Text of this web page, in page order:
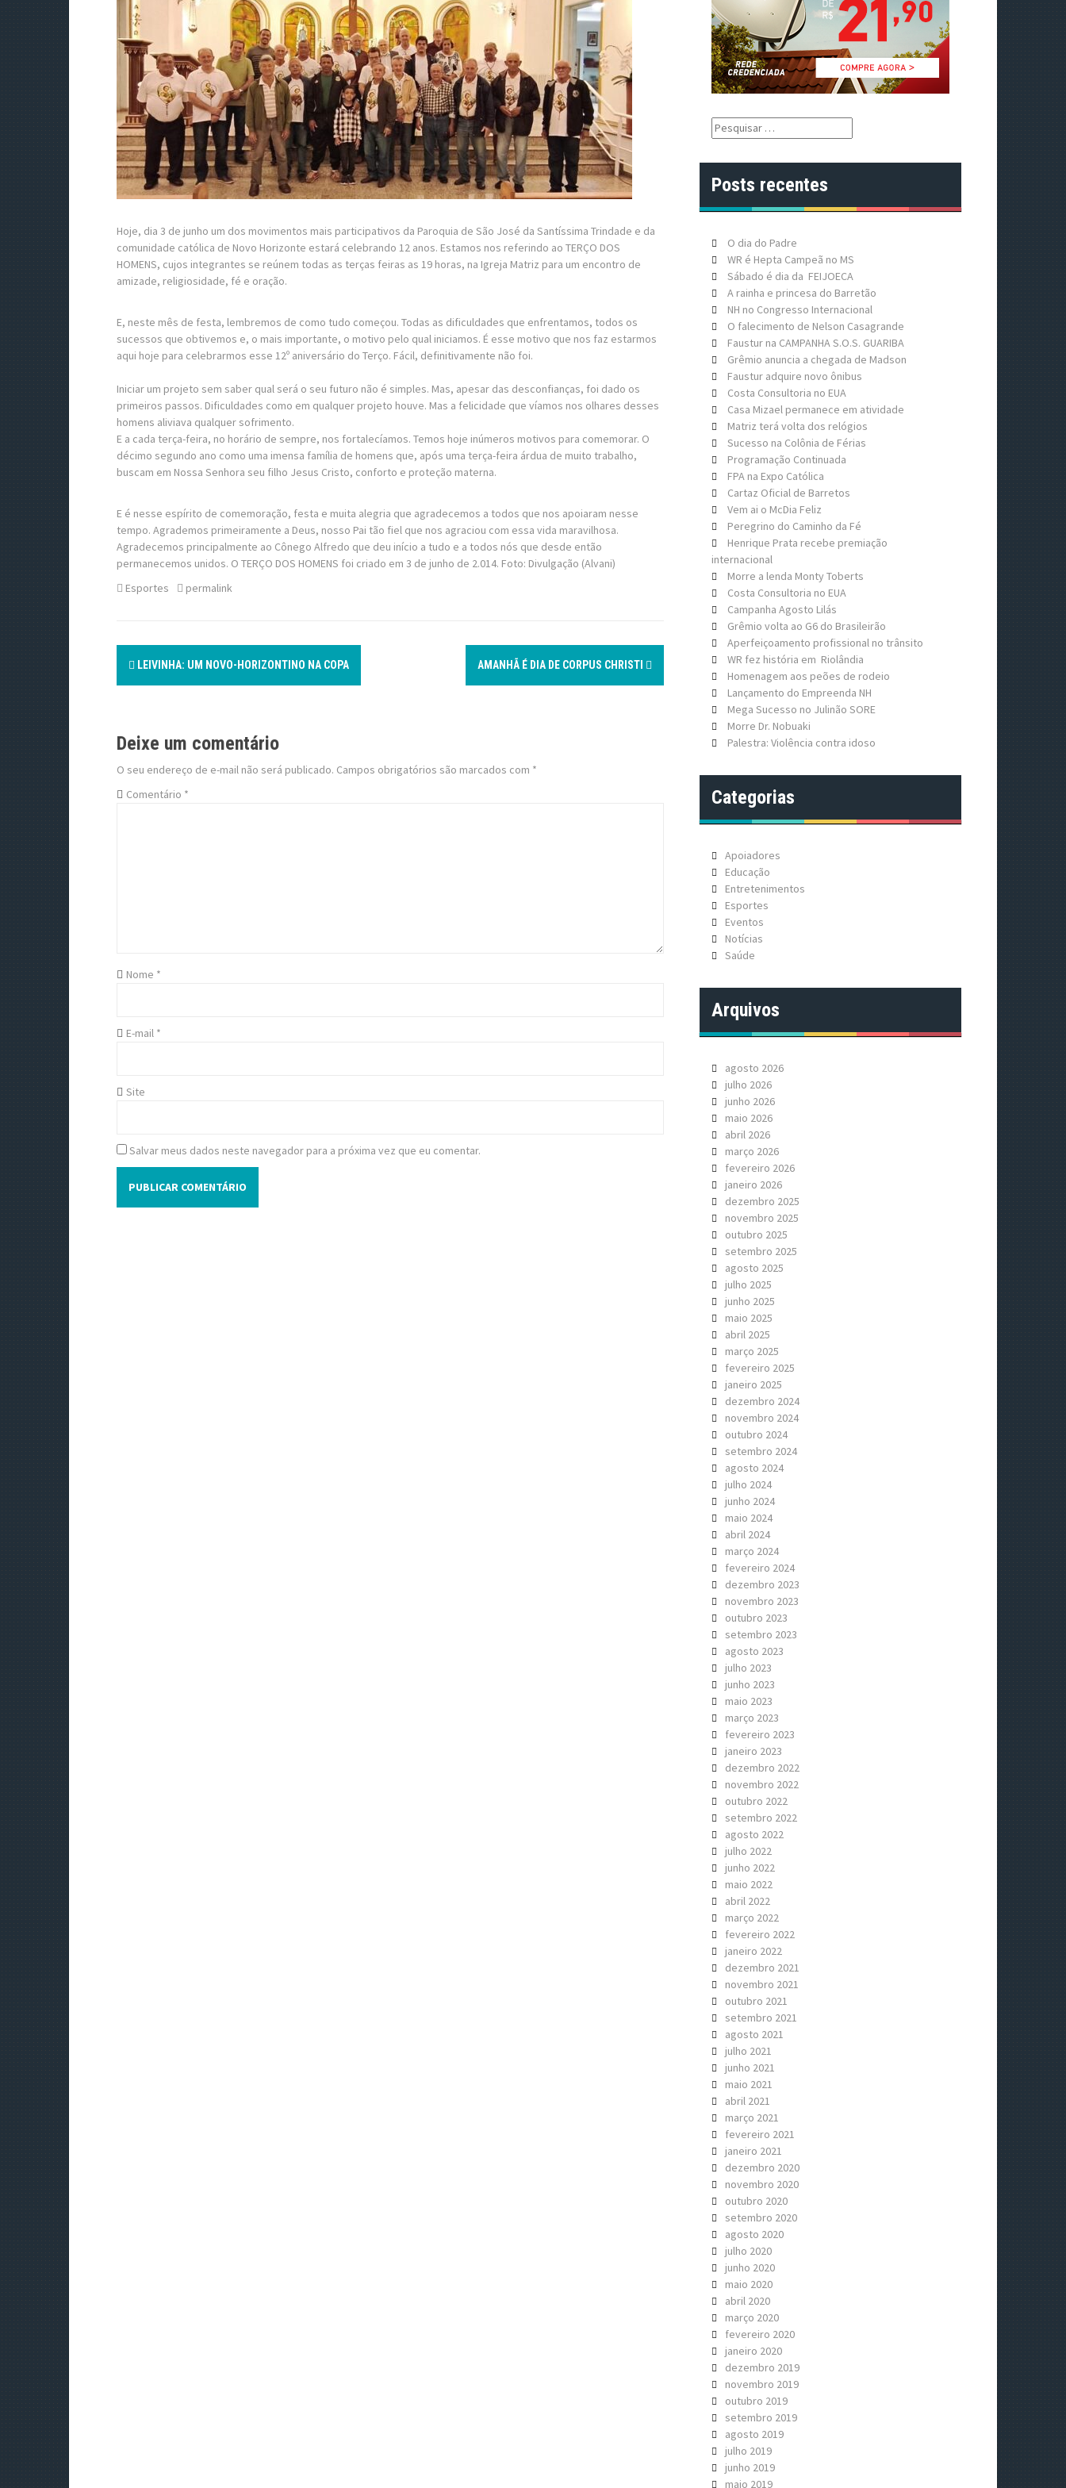
Hoje, dia 3 de junho um dos movimentos mais participativos da Paroquia de São José da Santíssima Trindade e da
comunidade católica de Novo Horizonte estará celebrando 12 anos. Estamos nos referindo ao TERÇO DOS
HOMENS, cujos integrantes se reúnem todas as terças feiras as 19 horas, na Igreja Matriz para um encontro de
amizade, religiosidade, fé e oração.
E, neste mês de festa, lembremos de como tudo começou. Todas as dificuldades que enfrentamos, todos os
sucessos que obtivemos e, o mais importante, o motivo pelo qual iniciamos. É esse motivo que nos faz estarmos
aqui hoje para celebrarmos esse 12º aniversário do Terço. Fácil, definitivamente não foi.
Iniciar um projeto sem saber qual será o seu futuro não é simples. Mas, apesar das desconfianças, foi dado os
primeiros passos. Dificuldades como em qualquer projeto houve. Mas a felicidade que víamos nos olhares desses
homens aliviava qualquer sofrimento.
E a cada terça-feira, no horário de sempre, nos fortalecíamos. Temos hoje inúmeros motivos para comemorar. O
décimo segundo ano como uma imensa família de homens que, após uma terça-feira árdua de muito trabalho,
buscam em Nossa Senhora seu filho Jesus Cristo, conforto e proteção materna.
E é nesse espírito de comemoração, festa e muita alegria que agradecemos a todos que nos apoiaram nesse
tempo. Agrademos primeiramente a Deus, nosso Pai tão fiel que nos agraciou com essa vida maravilhosa.
Agradecemos principalmente ao Cônego Alfredo que deu início a tudo e a todos nós que desde então
permanecemos unidos. O TERÇO DOS HOMENS foi criado em 3 de junho de 2.014. Foto: Divulgação (Alvani)
Esportes
permalink
P
o
t
n
t
o
LEIVINHA: UM NOVO-HORIZONTINO NA COPA AMANHÃ É DIA DE CORPUS CHRISTI
Deixe um comentário
O seu endereço de e-mail não será publicado. Campos obrigatórios são marcados com *
Comentário *
Nome *
E-mail *
Site
Salvar meus dados neste navegador para a próxima vez que eu comentar.
P
e
q
u
i
a
r
p
o
r
:
Posts recentes
O dia do Padre
WR é Hepta Campeã no MS
Sábado é dia da FEIJOECA
A rainha e princesa do Barretão
NH no Congresso Internacional
O falecimento de Nelson Casagrande
Faustur na CAMPANHA S.O.S. GUARIBA
Grêmio anuncia a chegada de Madson
Faustur adquire novo ônibus
Costa Consultoria no EUA
Casa Mizael permanece em atividade
Matriz terá volta dos relógios
Sucesso na Colônia de Férias
Programação Continuada
FPA na Expo Católica
Cartaz Oficial de Barretos
Vem ai o McDia Feliz
Peregrino do Caminho da Fé
Henrique Prata recebe premiação
internacional
Morre a lenda Monty Toberts
Costa Consultoria no EUA
Campanha Agosto Lilás
Grêmio volta ao G6 do Brasileirão
Aperfeiçoamento profissional no trânsito
WR fez história em Riolândia
Homenagem aos peões de rodeio
Lançamento do Empreenda NH
Mega Sucesso no Julinão SORE
Morre Dr. Nobuaki
Palestra: Violência contra idoso
Categorias
Apoiadores
Educação
Entretenimentos
Esportes
Eventos
Notícias
Saúde
Arquivos
agosto 2026
julho 2026
junho 2026
maio 2026
abril 2026
março 2026
fevereiro 2026
janeiro 2026
dezembro 2025
novembro 2025
outubro 2025
setembro 2025
agosto 2025
julho 2025
junho 2025
maio 2025
abril 2025
março 2025
fevereiro 2025
janeiro 2025
dezembro 2024
novembro 2024
outubro 2024
setembro 2024
agosto 2024
julho 2024
junho 2024
maio 2024
abril 2024
março 2024
fevereiro 2024
dezembro 2023
novembro 2023
outubro 2023
setembro 2023
agosto 2023
julho 2023
junho 2023
maio 2023
março 2023
fevereiro 2023
janeiro 2023
dezembro 2022
novembro 2022
outubro 2022
setembro 2022
agosto 2022
julho 2022
junho 2022
maio 2022
abril 2022
março 2022
fevereiro 2022
janeiro 2022
dezembro 2021
novembro 2021
outubro 2021
setembro 2021
agosto 2021
julho 2021
junho 2021
maio 2021
abril 2021
março 2021
fevereiro 2021
janeiro 2021
dezembro 2020
novembro 2020
outubro 2020
setembro 2020
agosto 2020
julho 2020
junho 2020
maio 2020
abril 2020
março 2020
fevereiro 2020
janeiro 2020
dezembro 2019
novembro 2019
outubro 2019
setembro 2019
agosto 2019
julho 2019
junho 2019
maio 2019